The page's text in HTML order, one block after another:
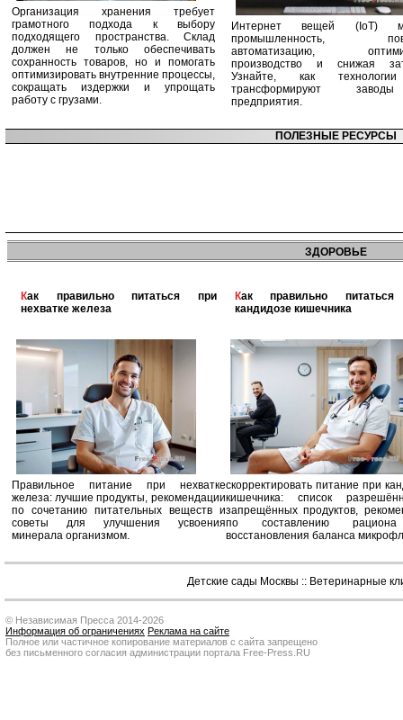
Организация хранения требует
грамотного подхода к выбору
подходящего пространства. Склад
должен не только обеспечивать
сохранность товаров, но и помогать
оптимизировать внутренние процессы,
сокращать издержки и упрощать
работу с грузами.
Интернет вещей (IoT)
промышленность,
автоматизацию,
производство и снижая
Узнайте, как
трансформируют
предприятия.
ПОЛЕЗНЫЕ РЕСУРСЫ
ЗДОРОВЬЕ
Как правильно питаться при
нехватке железа
Правильное питание при нехватке
железа: лучшие продукты, рекомендации
по сочетанию питательных веществ и
советы для улучшения усвоения
минерала организмом.
Как правильно питаться при
кандидозе кишечника
скорректировать питание при
кишечника: список
запрещённых продуктов,
по составлению
восстановления баланса
Детские сады Москвы :: Ветеринарные
© Независимая Пресса 2014-2026
Информация об ограничениях Реклама на сайте
Полное или частичное копирование материалов с сайта запрещено
без письменного согласия администрации портала Free-Press.RU